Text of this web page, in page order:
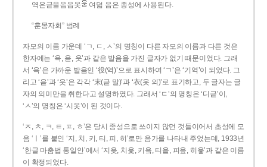
역은귿을음읍옷
여덟 음은 종성에 사용된다.
“훈몽자회” 범례
자모의 이름 가운데 ‘ㄱ, ㄷ, ㅅ’의 명칭이 다른 자모의 이름과 다른 것은
한자에는 ‘윽, 읃, 읏’과 같은 발음을 가진 글자가 없기 때문이었다. 그래
서 ‘윽’은 가까운 발음인 ‘役(역)’으로 표시하여 ‘ㄱ’은 ‘기역’이 되었다. 그
리고 ‘읃’과 ‘읏’은 각각 ‘末(귿 말)’과 ‘衣(옷 의)’로 표기하고, 두 글자는 글
자의 의미만을 취한다고 설명하였다. 그래서 ‘ㄷ’의 명칭은 ‘디귿’이,
‘ㅅ’의 명칭은 ‘시옷’이 된 것이다.
‘ㅈ, ㅊ, ㅋ, ㅌ, ㅍ, ㅎ’은 당시 종성으로 쓰이지 않던 것들이어서 초성에 모
음 ‘ㅣ’를 붙인 ‘지, 치, 키, 티, 피, 히’로만 음가를 나타내 주었는데, 1933년
‘한글 마춤법 통일안’에서 ‘지읒, 치읓, 키읔, 티읕, 피읖, 히읗’과 같은 이름
이 확정되었다.